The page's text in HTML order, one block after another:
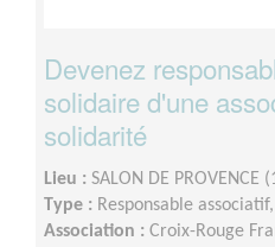
Devenez
solidaire d'une
solidarité
Lieu : SALON DE PROVENCE
Type : Responsable
Association : Croix-Rouge